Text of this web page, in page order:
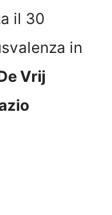
il 30
in
Vrij